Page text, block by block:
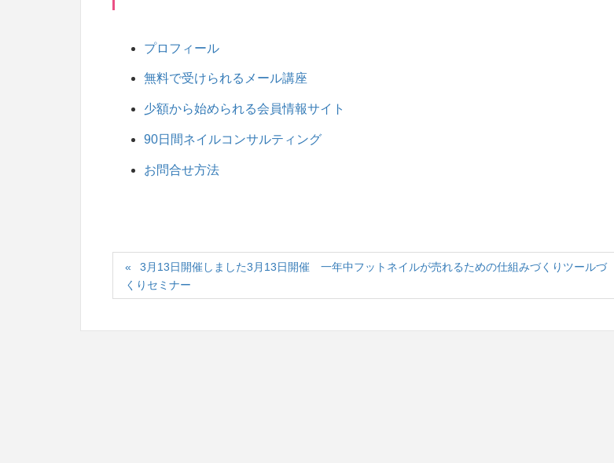
プロフィール
無料で受けられるメール講座
少額から始められる会員情報サイト
90日間ネイルコンサルティング
お問合せ方法
3月13日開催しました3月13日開催 一年中フットネイルが売れるための仕組みづくりツールづ
くりセミナー